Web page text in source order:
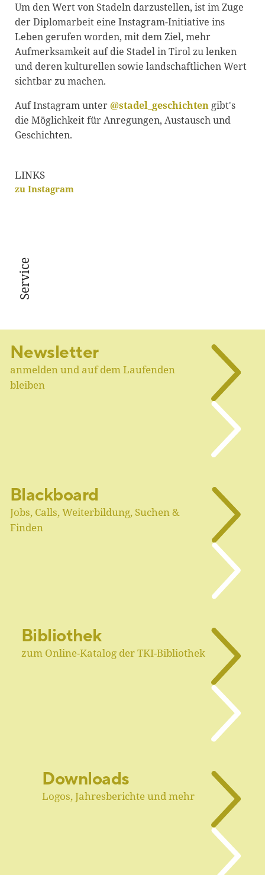
Um den Wert von Stadeln darzustellen, ist im Zuge
der Diplomarbeit eine Instagram-Initiative ins
Leben gerufen worden, mit dem Ziel, mehr
Aufmerksamkeit auf die Stadel in Tirol zu lenken
und deren kulturellen sowie landschaftlichen Wert
sichtbar zu machen.
Auf Instagram unter@stadel_geschichtengibt's
die Möglichkeit für Anregungen, Austausch und
Geschichten.
LINKS
zu Instagram
Service
Newsletter
anmelden und auf dem Laufenden
bleiben
Blackboard
Jobs, Calls, Weiterbildung, Suchen &
Finden
Bibliothek
zum Online-Katalog der TKI-Bibliothek
Downloads
Logos, Jahresberichte und mehr
Downloads
Suche